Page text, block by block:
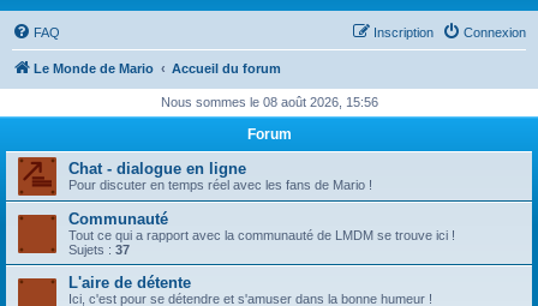
FAQ Connexion
Inscription
Le Monde de Mario Accueil du forum
Nous sommes le 08 août 2026, 15:56
Forum
Chat - dialogue en ligne
Pour discuter en temps réel avec les fans de Mario !
Communauté
Tout ce qui a rapport avec la communauté de LMDM se trouve ici !
Sujets : 37
L'aire de détente
Ici, c'est pour se détendre et s'amuser dans la bonne humeur !